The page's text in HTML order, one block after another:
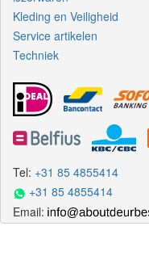
Kleding en Veiligheid
Service artikelen
Techniek
Tel: +31 85 4855414
+31 85 4855414
Email: